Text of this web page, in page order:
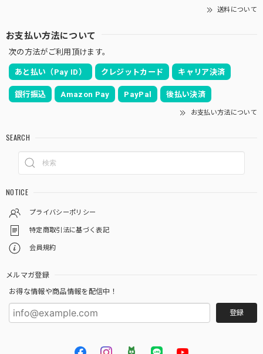
送料について
お支払い方法について
次の方法がご利用頂けます。
あと払い（Pay ID） クレジットカード キャリア決済
銀行振込 Amazon Pay PayPal 後払い決済
お支払い方法について
SEARCH
NOTICE
プライバシーポリシー
特定商取引法に基づく表記
会員規約
メルマガ登録
お得な情報や商品情報を配信中！
登録